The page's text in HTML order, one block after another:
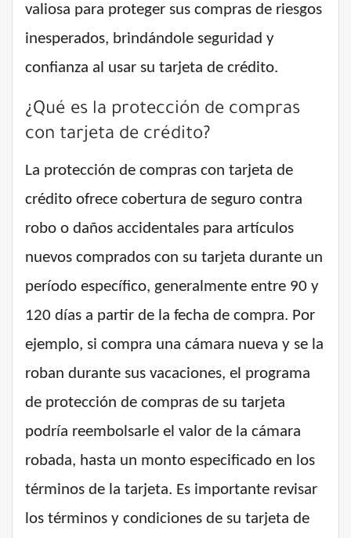
valiosa para proteger sus compras de riesgos
inesperados, brindándole seguridad y
confianza al usar su tarjeta de crédito.
¿Qué es la protección de compras
con tarjeta de crédito?
La protección de compras con tarjeta de
crédito ofrece cobertura de seguro contra
robo o daños accidentales para artículos
nuevos comprados con su tarjeta durante un
período específico, generalmente entre 90 y
120 días a partir de la fecha de compra. Por
ejemplo, si compra una cámara nueva y se la
roban durante sus vacaciones, el programa
de protección de compras de su tarjeta
podría reembolsarle el valor de la cámara
robada, hasta un monto especificado en los
términos de la tarjeta. Es importante revisar
los términos y condiciones de su tarjeta de